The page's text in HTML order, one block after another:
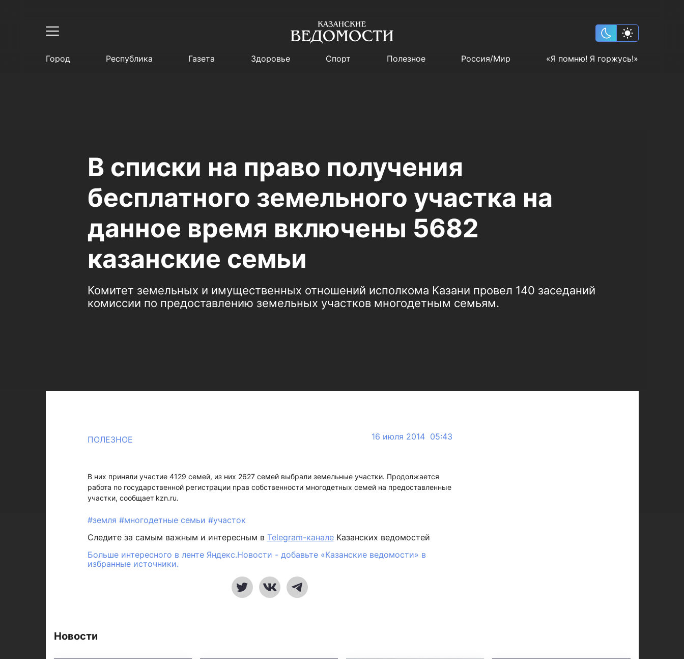
Город Республика Газета Здоровье Спорт Полезное Россия/Мир «Я помню! Я горжусь!»
В списки на право получения
бесплатного земельного участка на
данное время включены 5682
казанские семьи
Комитет земельных и имущественных отношений исполкома Казани провел 140 заседаний
комиссии по предоставлению земельных участков многодетным семьям.
ПОЛЕЗНОЕ 16 июля 2014 05:43
В них приняли участие 4129 семей, из них 2627 семей выбрали земельные участки. Продолжается
работа по государственной регистрации прав собственности многодетных семей на предоставленные
участки, сообщает kzn.ru.
#земля #многодетные семьи #участок
Следите за самым важным и интересным в Telegram-каналеКазанских ведомостей
Больше интересного в ленте Яндекс.Новости - добавьте «Казанские ведомости» в
избранные источники.
Новости